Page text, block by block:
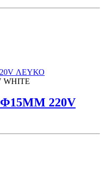
WHITE
220V